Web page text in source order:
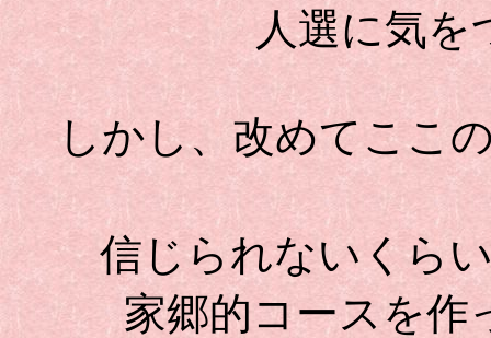
人選に気を
しかし、改めてここ
信じられないくら
家郷的コースを作